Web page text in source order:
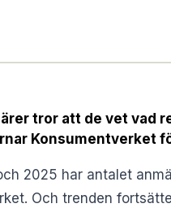
tror att de vet vad
Konsumentverket
2025 har antalet
Och trenden